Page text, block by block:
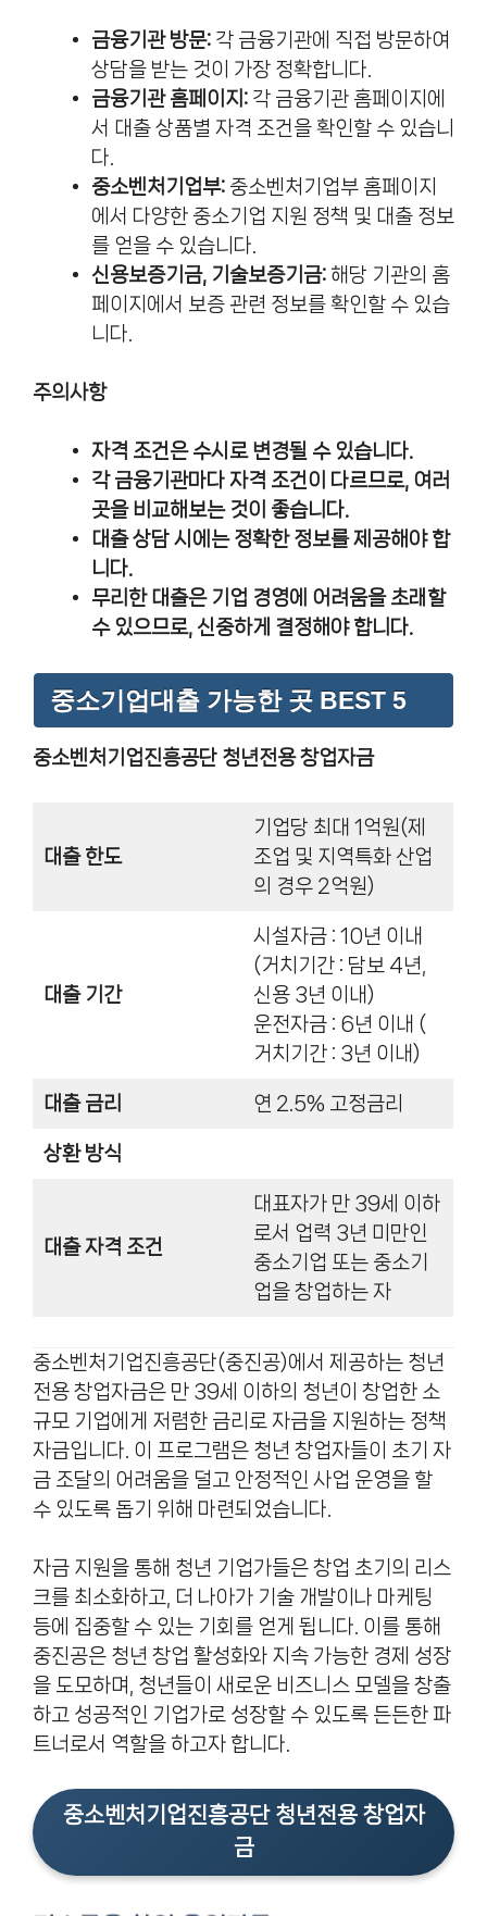
금융기관 방문: 각 금융기관에 직접 방문하여
상담을 받는 것이 가장 정확합니다.
금융기관 홈페이지: 각 금융기관 홈페이지에
서 대출 상품별 자격 조건을 확인할 수 있습니
다.
중소벤처기업부: 중소벤처기업부 홈페이지
에서 다양한 중소기업 지원 정책 및 대출 정보
를 얻을 수 있습니다.
신용보증기금, 기술보증기금: 해당 기관의 홈
페이지에서 보증 관련 정보를 확인할 수 있습
니다.
주의사항
자격 조건은 수시로 변경될 수 있습니다.
각 금융기관마다 자격 조건이 다르므로, 여러
곳을 비교해보는 것이 좋습니다.
대출 상담 시에는 정확한 정보를 제공해야 합
니다.
무리한 대출은 기업 경영에 어려움을 초래할
수 있으므로, 신중하게 결정해야 합니다.
중소기업대출 가능한 곳 BEST 5
중소벤처기업진흥공단 청년전용 창업자금
대출 한도
기업당 최대 1억원(제
조업 및 지역특화 산업
의 경우 2억원)
대출 기간
시설자금 : 10년 이내
(거치기간 : 담보 4년,
신용 3년 이내)
운전자금 : 6년 이내 (
거치기간 : 3년 이내)
대출 금리 연 2.5% 고정금리
상환 방식
대출 자격 조건
대표자가 만 39세 이하
로서 업력 3년 미만인
중소기업 또는 중소기
업을 창업하는 자
중소벤처기업진흥공단(중진공)에서 제공하는 청년
전용 창업자금은 만 39세 이하의 청년이 창업한 소
규모 기업에게 저렴한 금리로 자금을 지원하는 정책
자금입니다. 이 프로그램은 청년 창업자들이 초기 자
금 조달의 어려움을 덜고 안정적인 사업 운영을 할
수 있도록 돕기 위해 마련되었습니다.
자금 지원을 통해 청년 기업가들은 창업 초기의 리스
크를 최소화하고, 더 나아가 기술 개발이나 마케팅
등에 집중할 수 있는 기회를 얻게 됩니다. 이를 통해
중진공은 청년 창업 활성화와 지속 가능한 경제 성장
을 도모하며, 청년들이 새로운 비즈니스 모델을 창출
하고 성공적인 기업가로 성장할 수 있도록 든든한 파
트너로서 역할을 하고자 합니다.
중소벤처기업진흥공단 청년전용 창업자
금